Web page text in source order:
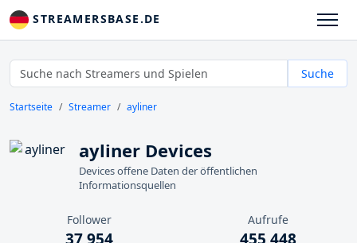
STREAMERSBASE.DE
Suche
Startseite Streamer ayliner
ayliner Devices
Devices offene Daten der öffentlichen
Informationsquellen
Follower Aufrufe